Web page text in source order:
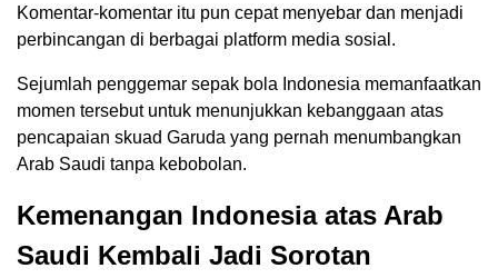
Komentar-komentar itu pun cepat menyebar dan menjadi
perbincangan di berbagai platform media sosial.
Sejumlah penggemar sepak bola Indonesia memanfaatkan
momen tersebut untuk menunjukkan kebanggaan atas
pencapaian skuad Garuda yang pernah menumbangkan
Arab Saudi tanpa kebobolan.
Kemenangan Indonesia atas Arab
Saudi Kembali Jadi Sorotan